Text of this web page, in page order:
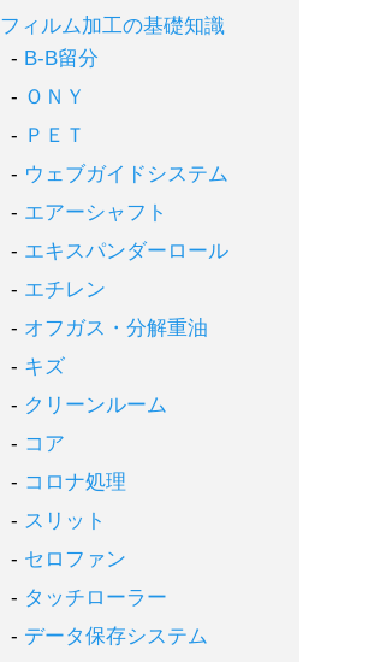
フィルム加工の基礎知識
B-B留分
ＯＮＹ
ＰＥＴ
ウェブガイドシステム
エアーシャフト
エキスパンダーロール
エチレン
オフガス・分解重油
キズ
クリーンルーム
コア
コロナ処理
スリット
セロファン
タッチローラー
データ保存システム